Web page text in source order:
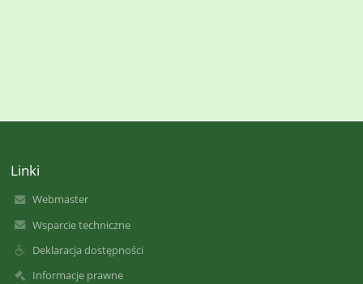
Linki
Webmaster
Wsparcie techniczne
Deklaracja dostępności
Informacje prawne